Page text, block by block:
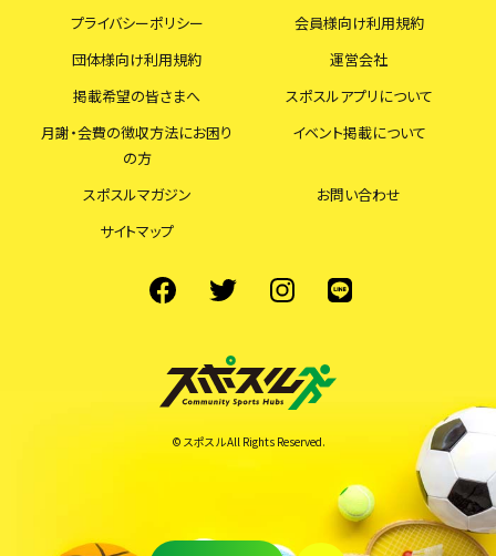
© スポスル All Rights Reserved.
プライバシーポリシー
会員様向け利用規約
団体様向け利用規約
運営会社
掲載希望の皆さまへ
スポスルアプリについて
月謝・会費の徴収方法にお困り
の方
イベント掲載について
スポスルマガジン
お問い合わせ
サイトマップ